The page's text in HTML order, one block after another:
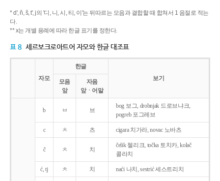
* d', ň, š, t', j의 '디, 니, 시, 티, 이'는 뒤따르는 모음과 결합할 때 합쳐서 1 음절로 적는
다.
** x는 개별 용례에 따라 한글 표기를 정한다.
표 8 세르보크로아트어 자모와 한글 대조표
자모
한글
보기
모음
앞
자음
앞ㆍ어말
b ㅂ 브
bog 보그, drobnjak 드로브냐크,
pogreb 포그레브
c ㅊ 츠 cigara 치가라, novac 노바츠
č ㅊ 치
čelik 첼리크, točka 토치카, kolač
콜라치
ć, tj ㅊ 치 naći 나치, sestrić 세스트리치